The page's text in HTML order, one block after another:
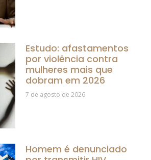
Estudo: afastamentos
por violência contra
mulheres mais que
dobram em 2026
7 de agosto de 2026
Homem é denunciado